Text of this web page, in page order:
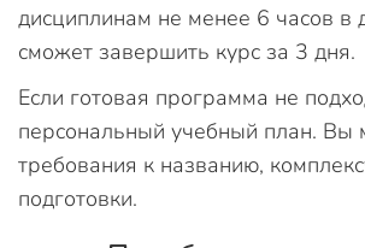
дисциплинам не менее 6 часов в
сможет завершить курс за 3 дня.
Если готовая программа не
персональный учебный план. Вы
требования к названию,
подготовки.